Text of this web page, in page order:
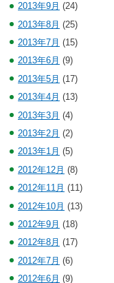
2013年9月 (24)
2013年8月 (25)
2013年7月 (15)
2013年6月 (9)
2013年5月 (17)
2013年4月 (13)
2013年3月 (4)
2013年2月 (2)
2013年1月 (5)
2012年12月 (8)
2012年11月 (11)
2012年10月 (13)
2012年9月 (18)
2012年8月 (17)
2012年7月 (6)
2012年6月 (9)